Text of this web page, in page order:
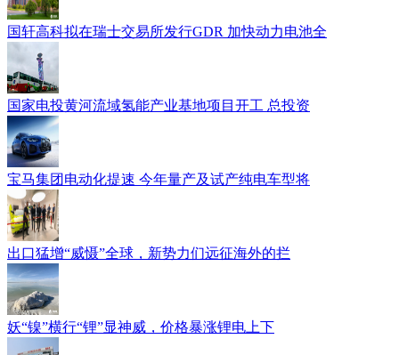
国轩高科拟在瑞士交易所发行GDR 加快动力电池全
国家电投黄河流域氢能产业基地项目开工 总投资
宝马集团电动化提速 今年量产及试产纯电车型将
出口猛增“威慑”全球，新势力们远征海外的拦
妖“镍”横行“锂”显神威，价格暴涨锂电上下